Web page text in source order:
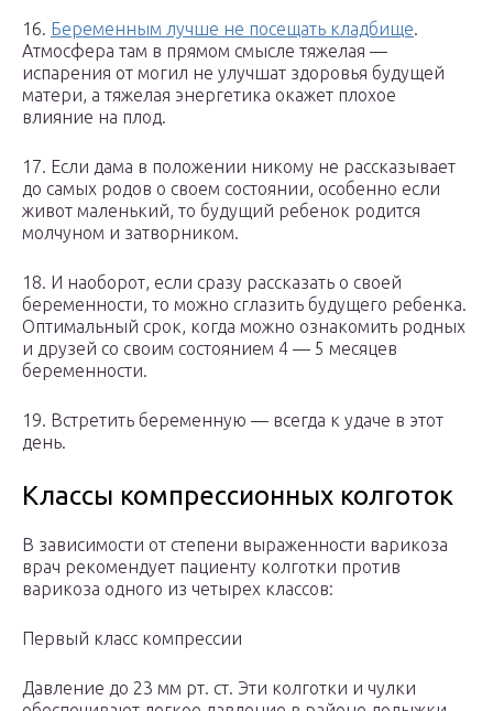
16. Беременным лучше не посещать кладбище.
Атмосфера там в прямом смысле тяжелая —
испарения от могил не улучшат здоровья будущей
матери, а тяжелая энергетика окажет плохое
влияние на плод.
17. Если дама в положении никому не рассказывает
до самых родов о своем состоянии, особенно если
живот маленький, то будущий ребенок родится
молчуном и затворником.
18. И наоборот, если сразу рассказать о своей
беременности, то можно сглазить будущего ребенка.
Оптимальный срок, когда можно ознакомить родных
и друзей со своим состоянием 4 — 5 месяцев
беременности.
19. Встретить беременную — всегда к удаче в этот
день.
Классы компрессионных колготок
В зависимости от степени выраженности варикоза
врач рекомендует пациенту колготки против
варикоза одного из четырех классов:
Первый класс компрессии
Давление до 23 мм рт. ст. Эти колготки и чулки